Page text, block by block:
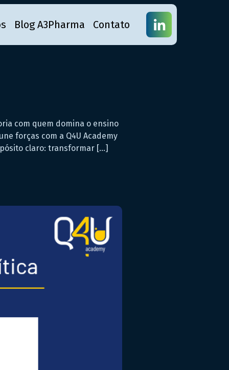
Blog A3Pharma Contato
com quem domina o ensino
forças com a Q4U Academy
claro: transformar […]